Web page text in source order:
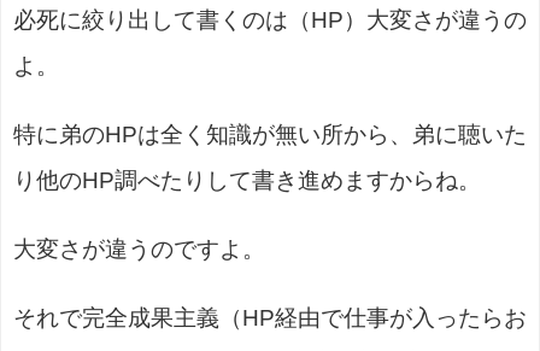
必死に絞り出して書くのは（HP）大変さが違うの
よ。
特に弟のHPは全く知識が無い所から、弟に聴いた
り他のHP調べたりして書き進めますからね。
大変さが違うのですよ。
それで完全成果主義（HP経由で仕事が入ったらお